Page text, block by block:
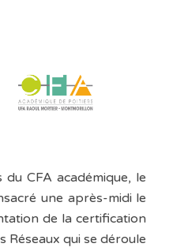
CFA académique, le
une après-midi le
de la certification
Réseaux qui se déroule